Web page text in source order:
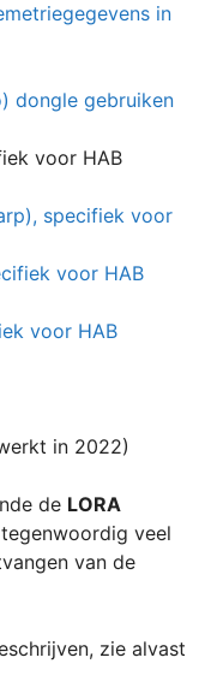
in
dongle gebruiken
voor HAB
specifiek voor
voor HAB
voor HAB
in 2022)
de LORA
veel
van de
zie alvast